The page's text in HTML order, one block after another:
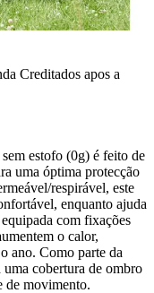
Creditados apos a
estofo (0g) é feito de
uma óptima protecção
respirável, este
enquanto ajuda
com fixações
o calor,
ano. Como parte da
cobertura de ombro
de movimento.